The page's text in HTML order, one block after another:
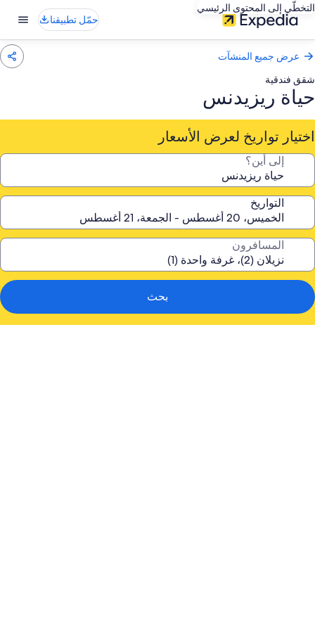
التخطّي إلى المحتوى الرئيسي
حمّل تطبيقنا
عرض جميع المنشآت
شقق فندقية
حياة ريزيدنس
اختيار تواريخ لعرض الأسعار
إلى أين؟
التواريخ
المسافرون
بحث